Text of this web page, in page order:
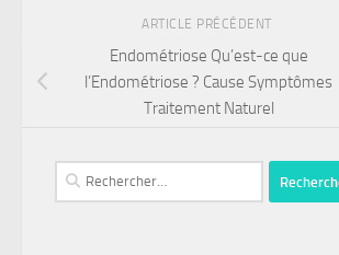
ARTICLE PRÉCÉDENT
Endométriose Qu’est-ce que
l’Endométriose ? Cause Symptômes
Traitement Naturel
Rechercher :